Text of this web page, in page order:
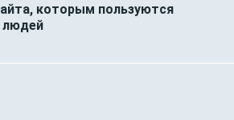
которым пользуются
людей